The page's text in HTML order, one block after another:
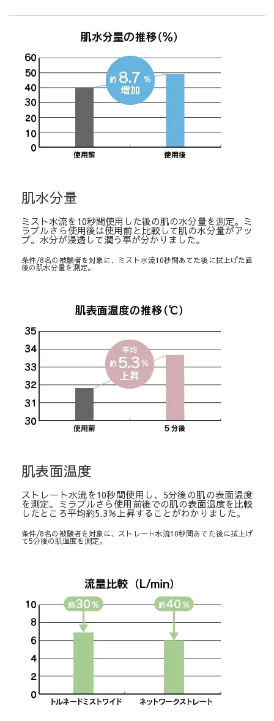
肌水分量
ミスト水流を10秒間使用した後の肌の水分量を測定。ミ
ラブルさら使用後は使用前と比較して肌の水分量がアッ
プ。水分が浸透して潤う事が分かりました。
条件/8名の被験者を対象に、ミスト水流10秒間あてた後に拭上げた直
後の肌水分量を測定。
肌表面温度
ストレート水流を10秒間使用し、5分後の肌の表面温度
を測定。ミラブルさら使用前後での肌の表面温度を比較
したところ平均約5.3％上昇することがわかりました。
条件/8名の被験者を対象に、ストレート水流10秒間あてた後に拭上げ
て5分後の肌温度を測定。